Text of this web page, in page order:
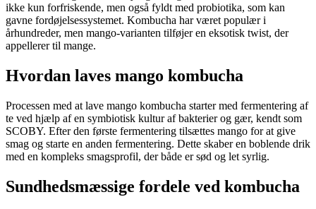
ikke kun forfriskende, men også fyldt med probiotika, som kan
gavne fordøjelsessystemet. Kombucha har været populær i
århundreder, men mango-varianten tilføjer en eksotisk twist, der
appellerer til mange.
Hvordan laves mango kombucha
Processen med at lave mango kombucha starter med fermentering af
te ved hjælp af en symbiotisk kultur af bakterier og gær, kendt som
SCOBY. Efter den første fermentering tilsættes mango for at give
smag og starte en anden fermentering. Dette skaber en boblende drik
med en kompleks smagsprofil, der både er sød og let syrlig.
Sundhedsmæssige fordele ved kombucha